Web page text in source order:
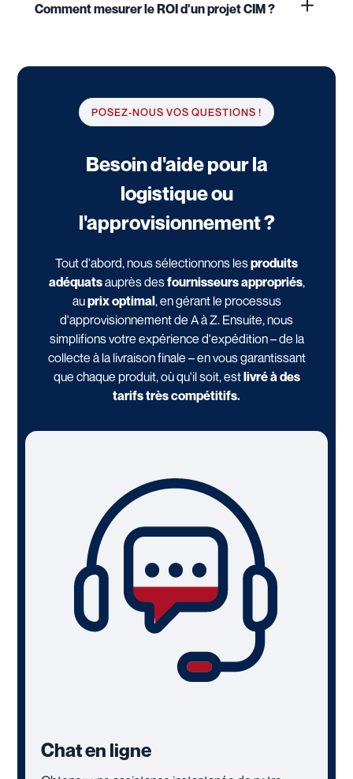
Comment mesurer le ROI d'un projet CIM ?
POSEZ-NOUS VOS QUESTIONS !
Besoin d'aide pour la
logistique ou
l'approvisionnement ?
Tout d'abord, nous sélectionnons lesproduits
adéquatsauprès desfournisseurs appropriés,
auprix optimal, en gérant le processus
d'approvisionnement de A à Z. Ensuite, nous
simplifions votre expérience d'expédition – de la
collecte à la livraison finale – en vous garantissant
que chaque produit, où qu'il soit, estlivré à des
tarifs très compétitifs.
Chat en ligne